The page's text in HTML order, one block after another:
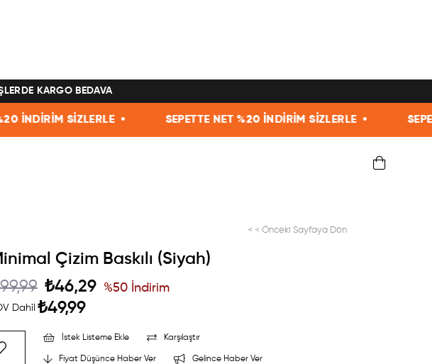
KARGO BEDAVA
• SEPETTE NET %20 İNDİRİM SİZLERLE • SEPETTE NET %20
< < Önceki Sayfaya Dön
Çizim Baskılı (Siyah)
₺46,29
Dahil ₺49,99
%50İndirim
İstek Listeme Ekle Karşılaştır
Fiyat Düşünce Haber Ver Gelince Haber Ver